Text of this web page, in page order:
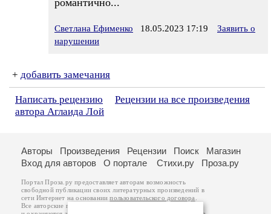
романтично...
Светлана Ефименко 18.05.2023 17:19
Заявить о
нарушении
+ добавить замечания
Написать рецензию
Рецензии на все произведения
автора Аглаида Лой
Авторы Произведения Рецензии Поиск
Магазин
Вход для авторов
О портале Стихи.ру Проза.ру
Портал Проза.ру предоставляет авторам возможность
свободной публикации своих литературных произведений в
сети Интернет на основаниипользовательского договора
Все авторские права на произведения принадлежат авторам